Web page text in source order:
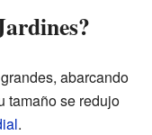
abarcando
tamaño se redujo
.